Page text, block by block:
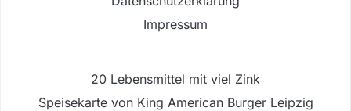
Impressum
20 Lebensmittel mit viel Zink
Speisekarte von King American Burger Leipzig